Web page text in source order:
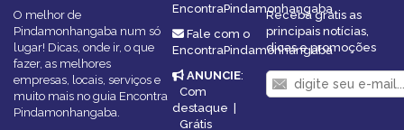
O melhor de
Pindamonhangaba num só
lugar! Dicas, onde ir, o que
fazer, as melhores
empresas, locais, serviços e
muito mais no guia Encontra
Pindamonhangaba.
EncontraPindamonhangaba
Fale com o
EncontraPindamonhangaba
ANUNCIE:
Com
destaque |
Grátis
Receba grátis as
principais notícias,
dicas e promoções